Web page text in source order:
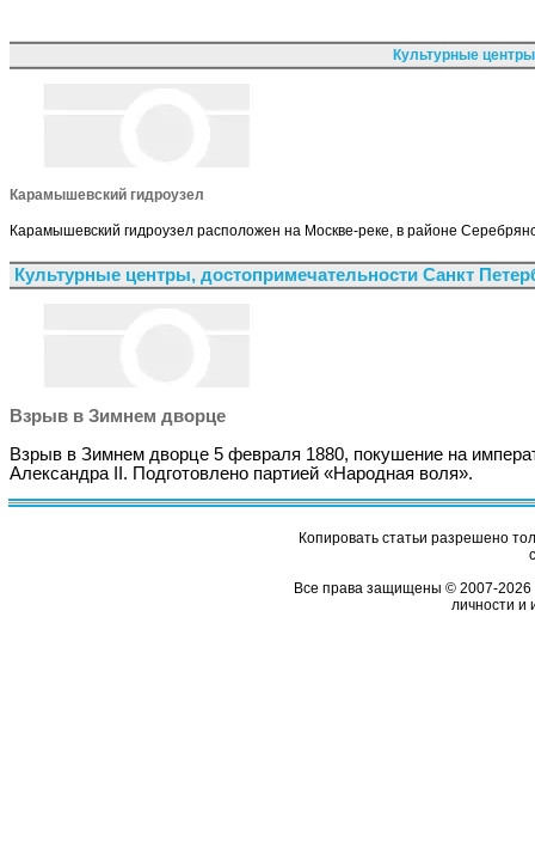
Культурные
Карамышевский гидроузел
Карамышевский гидроузел расположен на Москве-реке, в районе
Культурные центры, достопримечательности Санкт
Взрыв в Зимнем дворце
Взрыв в Зимнем дворце 5 февраля 1880, покушение на
Александра II. Подготовлено партией «Народная воля».
Копировать статьи разрешено
Все права защищены © 2007-2026
личности и